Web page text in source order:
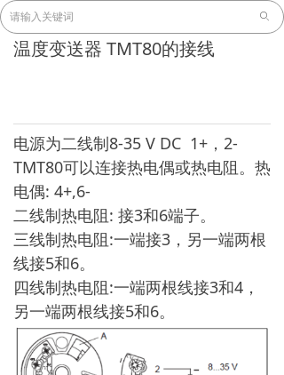
ꄙ
温度变送器 TMT80的接线
电源为二线制8-35 V DC 1+，2-
TMT80可以连接热电偶或热电阻。热
电偶: 4+,6-
二线制热电阻: 接3和6端子。
三线制热电阻:一端接3，另一端两根
线接5和6。
四线制热电阻:一端两根线接3和4，
另一端两根线接5和6。